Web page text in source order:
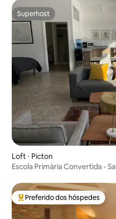
Superhost
Superhost
Loft ⋅ Picton
Escola Primária Convertida -
Entre os melhores preferidos
Preferido dos hóspedes